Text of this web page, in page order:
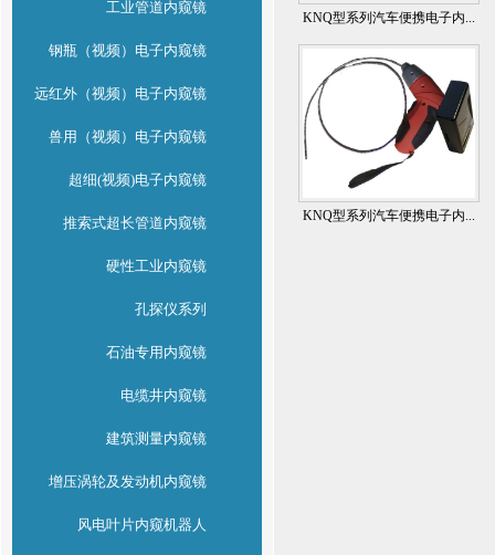
工业管道内窥镜
钢瓶（视频）电子内窥镜
远红外（视频）电子内窥镜
兽用（视频）电子内窥镜
超细(视频)电子内窥镜
推索式超长管道内窥镜
硬性工业内窥镜
孔探仪系列
石油专用内窥镜
电缆井内窥镜
建筑测量内窥镜
增压涡轮及发动机内窥镜
风电叶片内窥机器人
KNQ型系列汽车便携电子内...
KNQ型系列汽车便携电子内...